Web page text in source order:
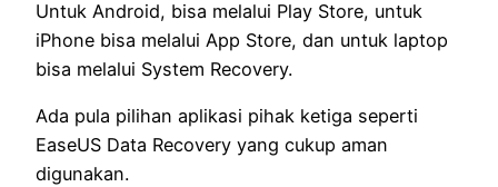
Untuk Android, bisa melalui Play Store, untuk
iPhone bisa melalui App Store, dan untuk laptop
bisa melalui System Recovery.
Ada pula pilihan aplikasi pihak ketiga seperti
EaseUS Data Recovery yang cukup aman
digunakan.